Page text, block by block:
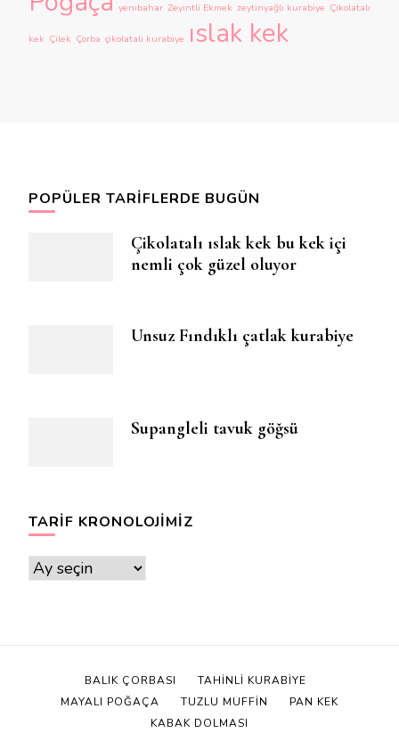
yenibahar Zeyintli Ekmek zeytinyağlı kurabiye Çikolatalı
kek Çilek Çorba çikolatalı kurabiye ıslak kek
POPÜLER TARIFLERDE BUGÜN
Çikolatalı ıslak kek bu kek içi
nemli çok güzel oluyor
Unsuz Fındıklı çatlak kurabiye
Supangleli tavuk göğsü
TARIF KRONOLOJIMIZ
Tarif
BALIK ÇORBASI
TAHINLI KURABIYE
MAYALI POĞAÇA
TUZLU MUFFIN
PAN KEK
KABAK DOLMASI